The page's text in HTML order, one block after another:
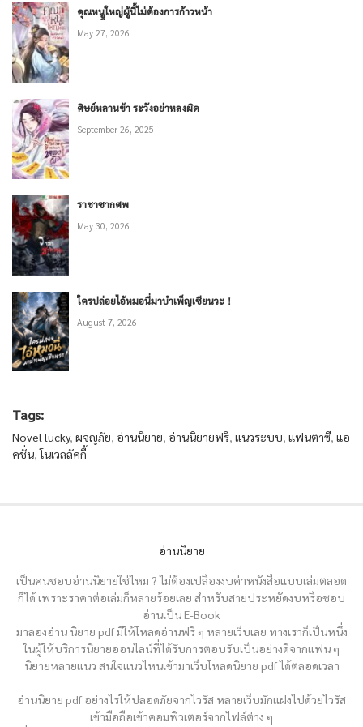
คุณหนููใหญ่ผู้นี้ไม่ต้องการก้าวหน้า
May 27, 2026
ศิษย์หลานข้า ระวังอย่าหลงผิด
September 26, 2025
ราชาซากศพ
May 30, 2026
ใครปล่อยไอ้หมอนี่มาบำเพ็ญเซียนวะ！
August 7, 2026
Tags:
Novel lucky, ผจญภัย, อ่านนิยาย, อ่านนิยายฟรี, แนวระบบ, แฟนตาซี, แอ
คชั่น,โนเวลลัคกี้
อ่านนิยาย
เป็นคนชอบอ่านนิยายใช่ไหม ? ไม่ต้องเปลืองงบค่าหนังสือแบบเล่มตลอด
ก็ได้ เพราะราคาต่อเล่มก็หลายร้อยเลย สำหรับสายประหยัดงบหรือชอบ
อ่านเป็น E-Book
มาลองอ่าน นิยาย pdf มีให้โหลดอ่านฟรี ๆ หลายเว็บเลย ทางเราก็เป็นหนึ่ง
ในผู้ให้บริการนิยายออนไลน์ที่ได้รับการตอบรับเป็นอย่างดีจากแฟน ๆ
นิยายหลายแนว สนใจแนวไหนเข้ามาเว็บโหลดนิยาย pdf ได้ตลอดเวลา
อ่านนิยาย pdf อย่างไรให้ปลอดภัยจากไวรัส หลายเว็บมักแฝงไปด้วยไวรัส
เข้ามือถือเข้าคอมพิวเตอร์จากไฟล์ต่าง ๆ